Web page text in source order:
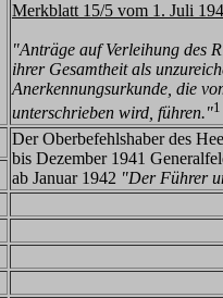
Merkblatt 15/5 vom 1. Juli
"Anträge auf Verleihung des
ihrer Gesamtheit als
Anerkennungsurkunde, die
unterschrieben wird, führen."1
Der Oberbefehlshaber des
bis Dezember 1941
ab Januar 1942 "Der Führer